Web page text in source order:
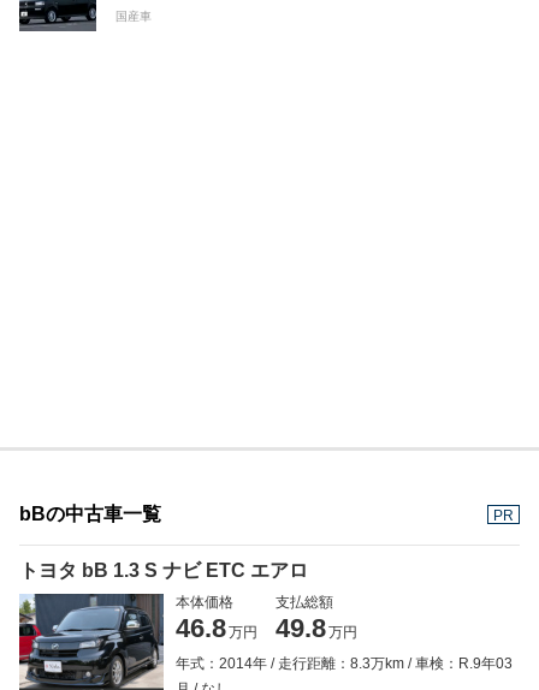
国産車
bBの中古車一覧 PR
トヨタ bB 1.3 S ナビ ETC エアロ
本体価格
46.8万円
支払総額
49.8万円
年式：2014年
走行距離：8.3万km
車検：R.9年03